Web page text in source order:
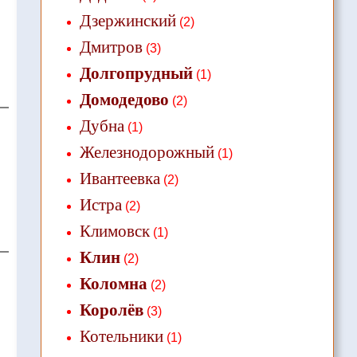
Дзержинский(2)
Дмитров(3)
Долгопрудный(1)
Домодедово (2)
Дубна(1)
Железнодорожный(1)
Ивантеевка(2)
Истра(2)
Климовск(1)
Клин(2)
Коломна(2)
Королёв(3)
Котельники(1)